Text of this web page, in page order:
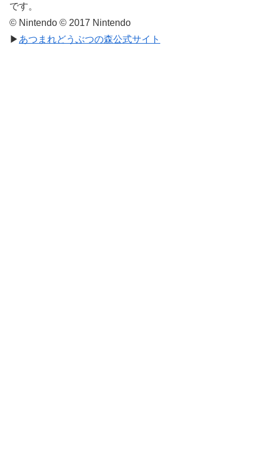
です。
© Nintendo © 2017 Nintendo
▶ あつまれどうぶつの森公式サイト